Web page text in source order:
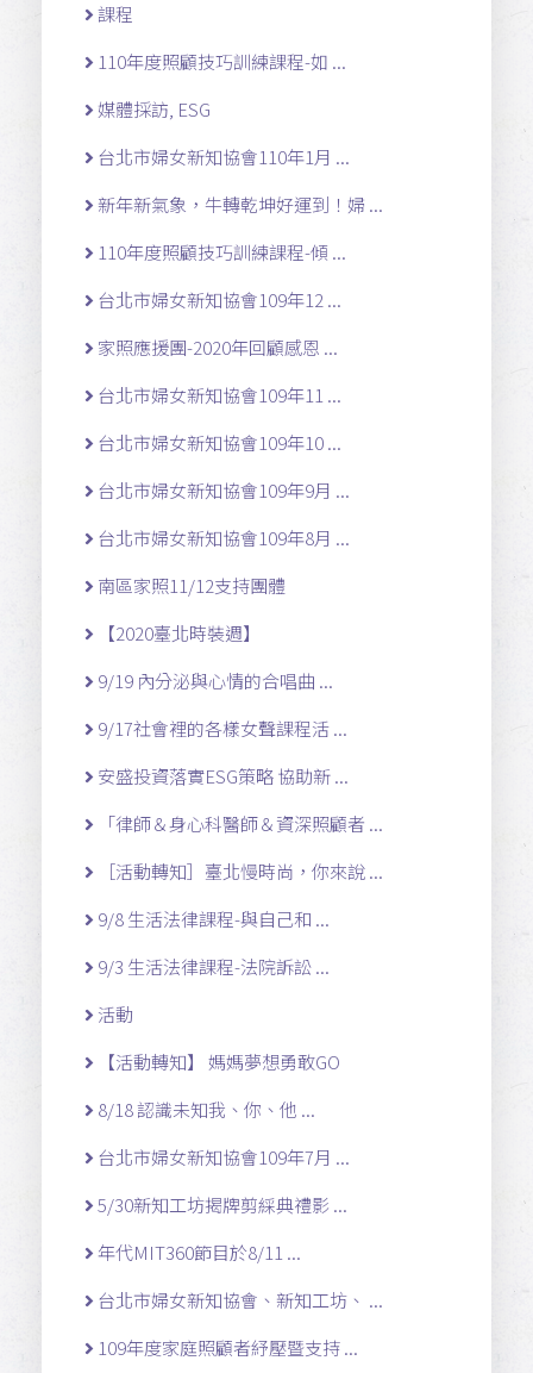
課程
110年度照顧技巧訓練課程-如 ...
媒體採訪, ESG
台北市婦女新知協會110年1月 ...
新年新氣象，牛轉乾坤好運到！婦 ...
110年度照顧技巧訓練課程-傾 ...
台北市婦女新知協會109年12 ...
家照應援團-2020年回顧感恩 ...
台北市婦女新知協會109年11 ...
台北市婦女新知協會109年10 ...
台北市婦女新知協會109年9月 ...
台北市婦女新知協會109年8月 ...
南區家照11/12支持團體
【2020臺北時裝週】
9/19 內分泌與心情的合唱曲 ...
9/17社會裡的各樣女聲課程活 ...
安盛投資落實ESG策略 協助新 ...
「律師＆身心科醫師＆資深照顧者 ...
［活動轉知］臺北慢時尚，你來說 ...
9/8 生活法律課程-與自己和 ...
9/3 生活法律課程-法院訴訟 ...
活動
【活動轉知】 媽媽夢想勇敢GO
8/18 認識未知我、你、他 ...
台北市婦女新知協會109年7月 ...
5/30新知工坊揭牌剪綵典禮影 ...
年代MIT360節目於8/11 ...
台北市婦女新知協會、新知工坊、 ...
109年度家庭照顧者紓壓暨支持 ...